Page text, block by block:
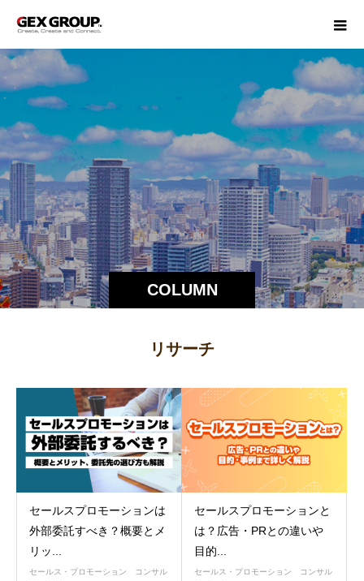
COLUMN
リサーチ
セールスプロモーションは
外部委託すべき？概要とメ
リッ...
セールス・プロモーション コンサル
セールスプロモーションと
は？広告・PRとの違いや
目的...
セールス・プロモーション コンサル